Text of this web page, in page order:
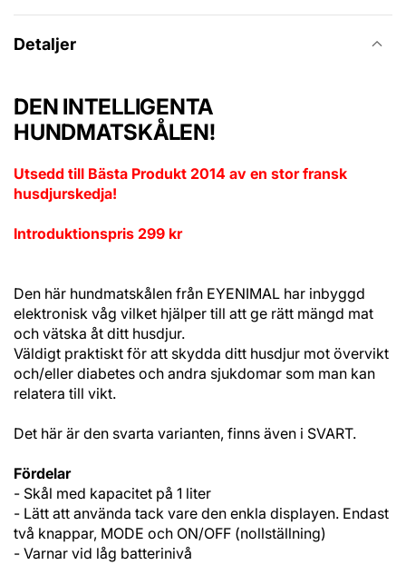
Detaljer
DEN INTELLIGENTA
HUNDMATSKÅLEN!
Utsedd till Bästa Produkt 2014 av en stor fransk
husdjurskedja!
Introduktionspris 299 kr
Den här hundmatskålen från EYENIMAL har inbyggd
elektronisk våg vilket hjälper till att ge rätt mängd mat
och vätska åt ditt husdjur.
Väldigt praktiskt för att skydda ditt husdjur mot övervikt
och/eller diabetes och andra sjukdomar som man kan
relatera till vikt.
Det här är den svarta varianten, finns även i SVART.
Fördelar
- Skål med kapacitet på 1 liter
- Lätt att använda tack vare den enkla displayen. Endast
två knappar, MODE och ON/OFF (nollställning)
- Varnar vid låg batterinivå